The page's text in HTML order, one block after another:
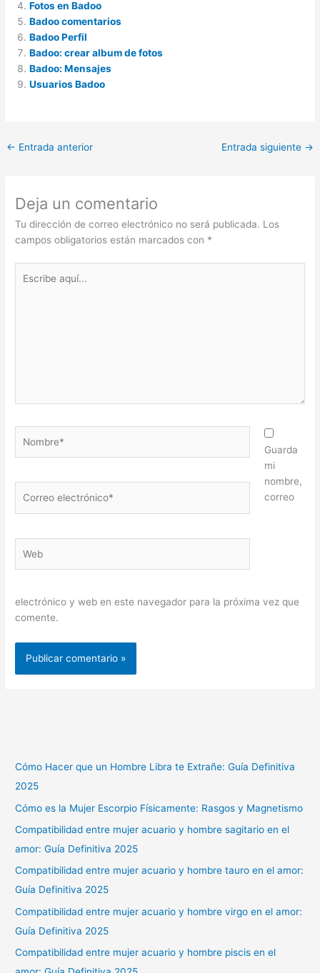
Fotos en Badoo
Badoo comentarios
Badoo Perfil
Badoo: crear album de fotos
Badoo: Mensajes
Usuarios Badoo
← Entrada anterior Entrada siguiente →
Deja un comentario
Tu dirección de correo electrónico no será publicada. Los
campos obligatorios están marcados con *
aquí...
electrónico*
Guarda
mi
nombre,
correo
electrónico y web en este navegador para la próxima vez que
comente.
Cómo Hacer que un Hombre Libra te Extrañe: Guía Definitiva
2025
Cómo es la Mujer Escorpio Físicamente: Rasgos y Magnetismo
Compatibilidad entre mujer acuario y hombre sagitario en el
amor: Guía Definitiva 2025
Compatibilidad entre mujer acuario y hombre tauro en el amor:
Guía Definitiva 2025
Compatibilidad entre mujer acuario y hombre virgo en el amor:
Guía Definitiva 2025
Compatibilidad entre mujer acuario y hombre piscis en el